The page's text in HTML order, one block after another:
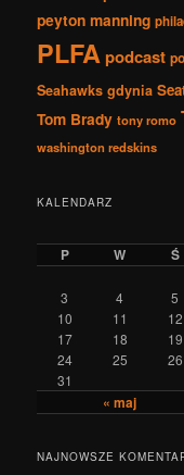
peyton manning
PLFApodcast
Seahawks gdynia
Tom Brady tony romo
washington redskins
KALENDARZ
P W Ś
« maj
3
4 5
10
11 12
17
18 19
24
25 26
31
NAJNOWSZE